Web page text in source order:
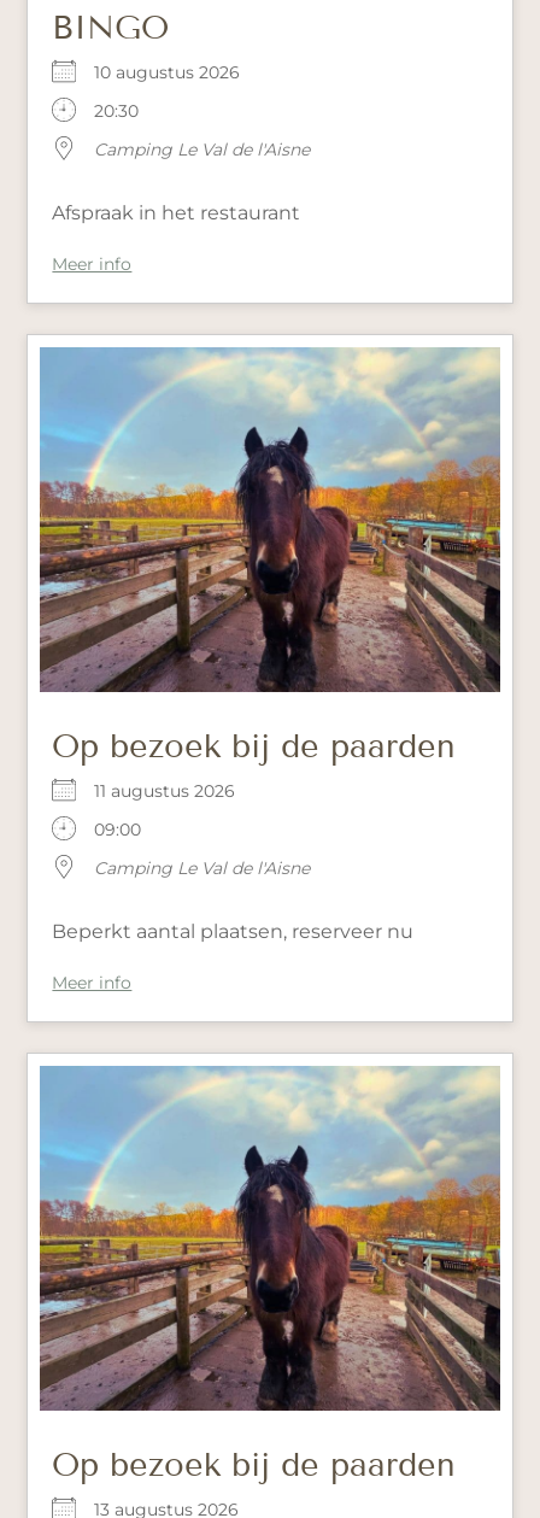
BINGO
10 augustus 2026
20:30
Camping Le Val de l'Aisne
Afspraak in het restaurant
Meer info
Op bezoek bij de paarden
11 augustus 2026
09:00
Camping Le Val de l'Aisne
Beperkt aantal plaatsen, reserveer nu
Meer info
Op bezoek bij de paarden
13 augustus 2026